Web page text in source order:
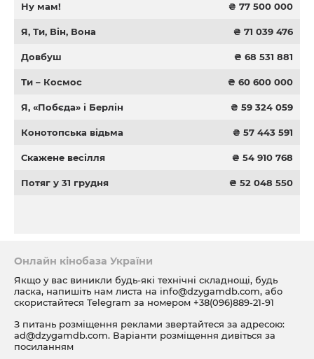
Ну мам! ₴ 77 500 000
Я, Ти, Він, Вона ₴ 71 039 476
Довбуш ₴ 68 531 881
Ти – Космос ₴ 60 600 000
Я, «Побєда» і Берлін ₴ 59 324 059
Конотопська відьма ₴ 57 443 591
Скажене весілля ₴ 54 910 768
Потяг у 31 грудня ₴ 52 048 550
Онлайн кінобаза України
Якщо у вас виникли будь-які технічні складнощі, будь
ласка, напишіть нам листа на info@dzygamdb.com, або
скористайтеся Telegram за номером +38(096)889-21-91
З питань розміщення реклами звертайтеся за адресою:
ad@dzygamdb.com. Варіанти розміщення дивіться за
посиланням